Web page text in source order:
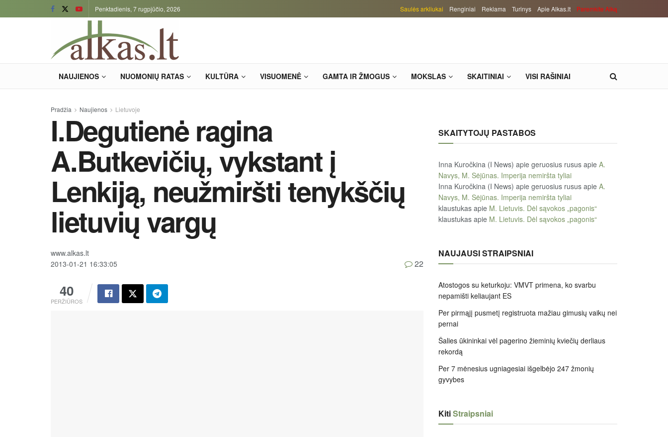
Penktadienis, 7 rugpjūčio, 2026 Saulės arkliukai Renginiai Reklama Turinys Apie Alkas.lt Paremkite Alką
NAUJIENOS NUOMONIŲ RATAS KULTŪRA VISUOMENĖ GAMTA IR ŽMOGUS MOKSLAS SKAITINIAI VISI RAŠINIAI
Pradžia Naujienos Lietuvoje
I.Degutienė ragina
A.Butkevičių, vykstant į
Lenkiją, neužmiršti tenykščių
lietuvių vargų
www.alkas.lt
2013-01-21 16:33:05
40
PERŽIŪROS
22
SKAITYTOJŲ PASTABOS
Inna Kuročkina (I News) apie geruosius rusus apie A.
Navys, M. Sėjūnas. Imperija nemiršta tyliai
Inna Kuročkina (I News) apie geruosius rusus apie A.
Navys, M. Sėjūnas. Imperija nemiršta tyliai
klaustukas apie M. Lietuvis. Dėl sąvokos „pagonis“
klaustukas apie M. Lietuvis. Dėl sąvokos „pagonis“
NAUJAUSI STRAIPSNIAI
Atostogos su keturkoju: VMVT primena, ko svarbu
nepamišti keliaujant ES
Per pirmąjį pusmetį registruota mažiau gimusių vaikų nei
pernai
Šalies ūkininkai vėl pagerino žieminių kviečių derliaus
rekordą
Per 7 mėnesius ugniagesiai išgelbėjo 247 žmonių
gyvybes
KitiStraipsniai